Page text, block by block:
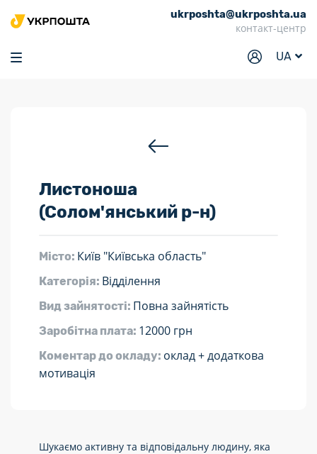
ukrposhta@ukrposhta.ua
контакт-центр
UA
Головна
Маркет
Відділення
Філателія
Для бізнесу
Листоноша
(Солом'янський р-н)
Місто: Київ "Київська область"
Категорія: Відділення
Вид зайнятості: Повна зайнятість
Заробітна плата: 12000 грн
Коментар до окладу: оклад + додаткова
мотивація
Шукаємо активну та відповідальну людину, яка